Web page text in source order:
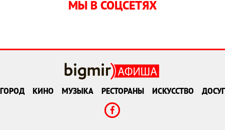
МЫ В СОЦСЕТЯХ
ГОРОД КИНО МУЗЫКА РЕСТОРАНЫ ИСКУССТВО ДОСУГ